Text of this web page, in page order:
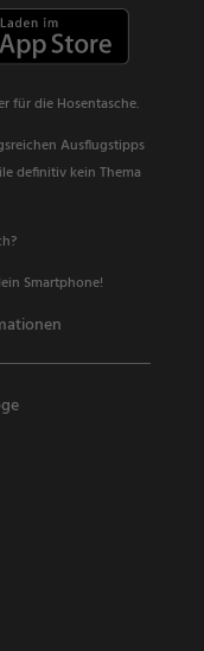
für die Hosentasche.
Ausflugstipps
definitiv kein Thema
Smartphone!